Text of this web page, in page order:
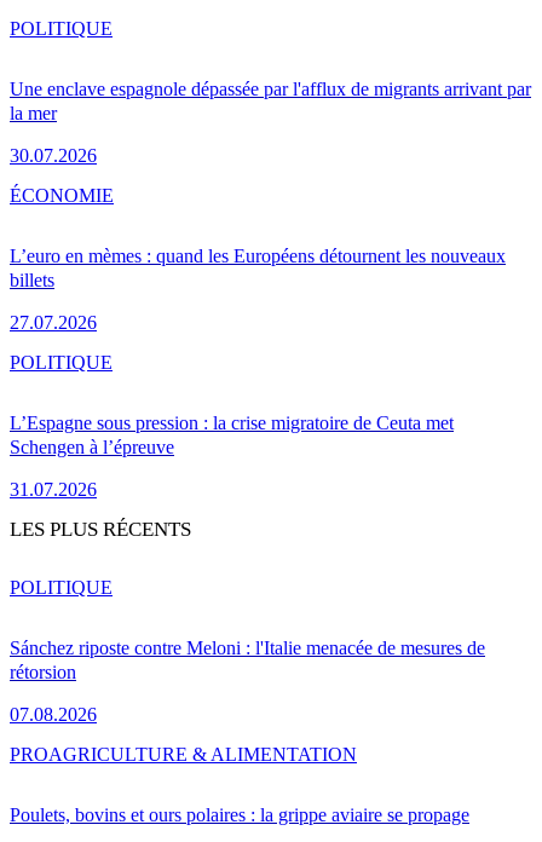
Une enclave espagnole dépassée par l'afflux de migrants arrivant par
la mer
30.07.2026
POLITIQUE
L’euro en mèmes : quand les Européens détournent les nouveaux
billets
27.07.2026
ÉCONOMIE
L’Espagne sous pression : la crise migratoire de Ceuta met
Schengen à l’épreuve
31.07.2026
POLITIQUE
LES PLUS RÉCENTS
Sánchez riposte contre Meloni : l'Italie menacée de mesures de
rétorsion
07.08.2026
POLITIQUE
Poulets, bovins et ours polaires : la grippe aviaire se propage
PROAGRICULTURE & ALIMENTATION